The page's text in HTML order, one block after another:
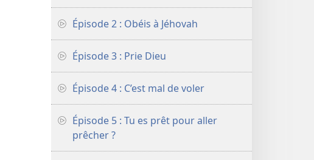
Épisode 2 : Obéis à Jéhovah
Épisode 3 : Prie Dieu
Épisode 4 : C’est mal de voler
Épisode 5 : Tu es prêt pour aller
prêcher ?